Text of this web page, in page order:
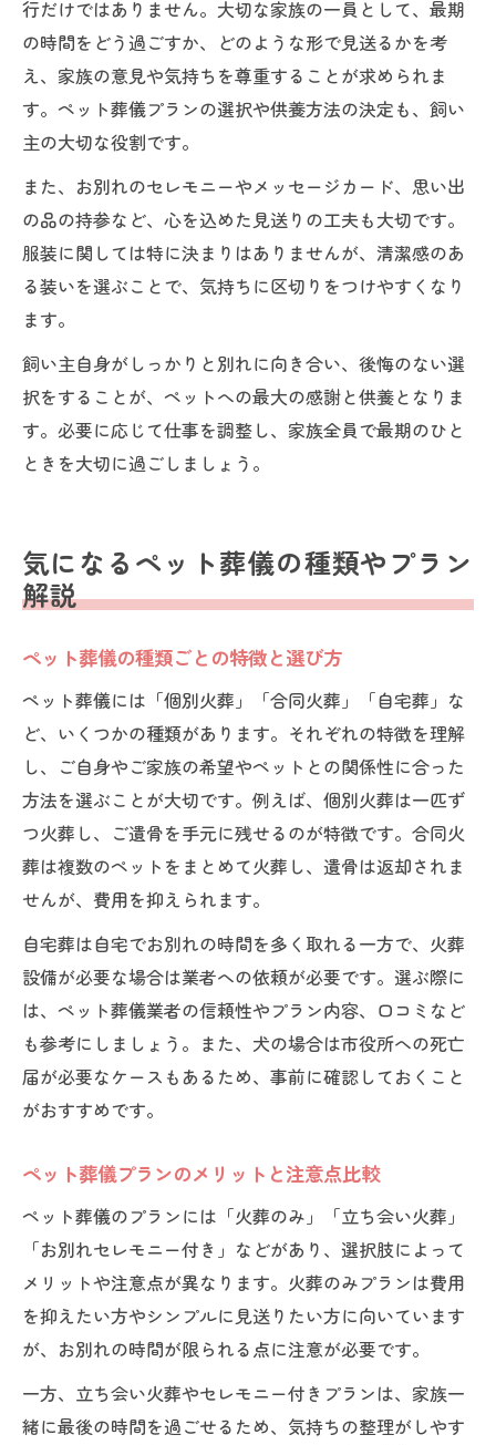
行だけではありません。大切な家族の一員として、最期
の時間をどう過ごすか、どのような形で見送るかを考
え、家族の意見や気持ちを尊重することが求められま
す。ペット葬儀プランの選択や供養方法の決定も、飼い
主の大切な役割です。
また、お別れのセレモニーやメッセージカード、思い出
の品の持参など、心を込めた見送りの工夫も大切です。
服装に関しては特に決まりはありませんが、清潔感のあ
る装いを選ぶことで、気持ちに区切りをつけやすくなり
ます。
飼い主自身がしっかりと別れに向き合い、後悔のない選
択をすることが、ペットへの最大の感謝と供養となりま
す。必要に応じて仕事を調整し、家族全員で最期のひと
ときを大切に過ごしましょう。
気になるペット葬儀の種類やプラン
解説
ペット葬儀の種類ごとの特徴と選び方
ペット葬儀には「個別火葬」「合同火葬」「自宅葬」な
ど、いくつかの種類があります。それぞれの特徴を理解
し、ご自身やご家族の希望やペットとの関係性に合った
方法を選ぶことが大切です。例えば、個別火葬は一匹ず
つ火葬し、ご遺骨を手元に残せるのが特徴です。合同火
葬は複数のペットをまとめて火葬し、遺骨は返却されま
せんが、費用を抑えられます。
自宅葬は自宅でお別れの時間を多く取れる一方で、火葬
設備が必要な場合は業者への依頼が必要です。選ぶ際に
は、ペット葬儀業者の信頼性やプラン内容、口コミなど
も参考にしましょう。また、犬の場合は市役所への死亡
届が必要なケースもあるため、事前に確認しておくこと
がおすすめです。
ペット葬儀プランのメリットと注意点比較
ペット葬儀のプランには「火葬のみ」「立ち会い火葬」
「お別れセレモニー付き」などがあり、選択肢によって
メリットや注意点が異なります。火葬のみプランは費用
を抑えたい方やシンプルに見送りたい方に向いています
が、お別れの時間が限られる点に注意が必要です。
一方、立ち会い火葬やセレモニー付きプランは、家族一
緒に最後の時間を過ごせるため、気持ちの整理がしやす